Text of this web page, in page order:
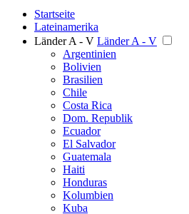
Startseite
Lateinamerika
Länder A - V Länder A - V
Argentinien
Bolivien
Brasilien
Chile
Costa Rica
Dom. Republik
Ecuador
El Salvador
Guatemala
Haiti
Honduras
Kolumbien
Kuba